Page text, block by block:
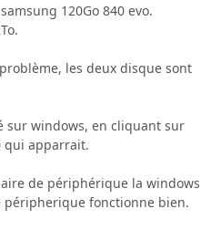
120Go 840 evo.
les deux disque sont
sur windows, en cliquant sur
qui apparrait.
de périphérique la windows
fonctionne bien.